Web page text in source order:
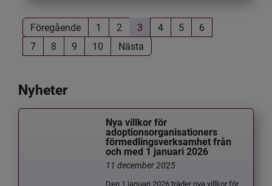
Föregående 1 2 3 4 5
6
7
8 9 10 Nästa
Nyheter
Nya villkor för
adoptionsorganisationers
förmedlingsverksamhet från
och med 1 januari 2026
11 december 2025
Den 1 januari 2026 träder nya villkor för